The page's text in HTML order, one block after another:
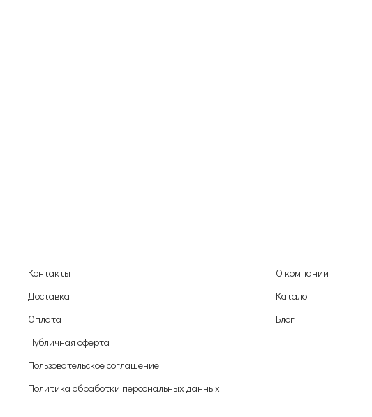
Контакты
Доставка
Оплата
Публичная оферта
Пользовательское соглашениe
Политика обработки персональных данных
О компании
Каталог
Блог